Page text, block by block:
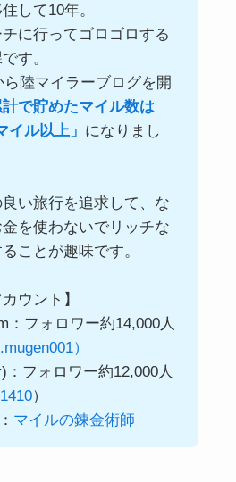
して10年。
に行ってゴロゴロする
す。
ら陸マイラーブログを開
計で貯めたマイル数は
イル以上」 になりまし
い旅行を追求して、な
を使わないでリッチな
ことが趣味です。
カウント】
：フォロワー約14,000人
）
：フォロワー約12,000人
）
マイルの錬金術師